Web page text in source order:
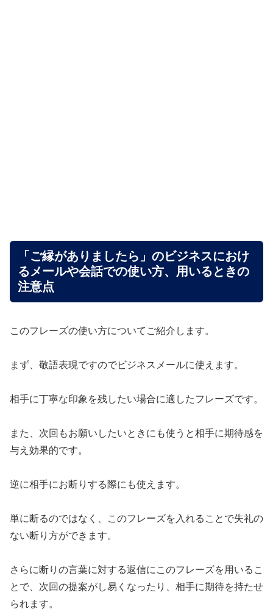
「ご縁がありましたら」のビジネスにおけ
るメールや会話での使い方、用いるときの
注意点
このフレーズの使い方についてご紹介します。
まず、敬語表現ですのでビジネスメールに使えます。
相手に丁寧な印象を残したい場合に適したフレーズです。
また、次回もお願いしたいときにも使うと相手に期待感を
与え効果的です。
逆に相手にお断りする際にも使えます。
単に断るのではなく、このフレーズを入れることで失礼の
ない断り方ができます。
さらに断りの言葉に対する返信にこのフレーズを用いるこ
とで、次回の提案がし易くなったり、相手に期待を持たせ
られます。